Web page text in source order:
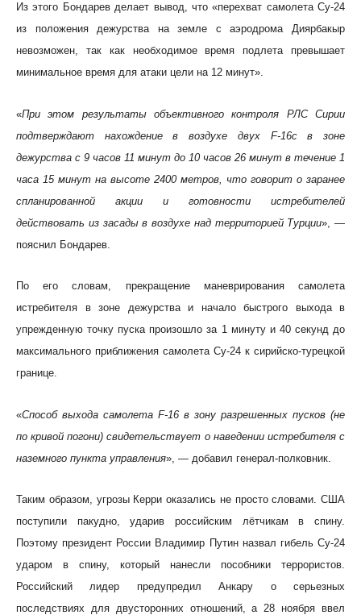
Из этого Бондарев делает вывод, что «перехват самолета Су-24
из положения дежурства на земле с аэродрома Диярбакыр
невозможен, так как необходимое время подлета превышает
минимальное время для атаки цели на 12 минут».
«При этом результаты объективного контроля РЛС Сирии
подтверждают нахождение в воздухе двух F-16c в зоне
дежурства с 9 часов 11 минут до 10 часов 26 минут в течение 1
часа 15 минут на высоте 2400 метров, что говорит о заранее
спланированной акции и готовности истребителей
действовать из засады в воздухе над территорией Турции», —
пояснил Бондарев.
По его словам, прекращение маневрирования самолета
истребителя в зоне дежурства и начало быстрого выхода в
упрежденную точку пуска произошло за 1 минуту и 40 секунд до
максимального приближения самолета Су-24 к сирийско-турецкой
границе.
«Способ выхода самолета F-16 в зону разрешенных пусков (не
по кривой погони) свидетельствует о наведении истребителя с
наземного пункта управления», — добавил генерал-полковник.
Таким образом, угрозы Керри оказались не просто словами. США
поступили пакудно, ударив российским лётчикам в спину.
Поэтому президент России Владимир Путин назвал гибель Су-24
ударом в спину, который нанесли пособники террористов.
Российский лидер предупредил Анкару о серьезных
последствиях для двусторонних отношений, а 28 ноября ввел